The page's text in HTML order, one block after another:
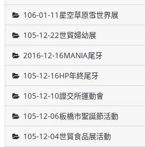
106-01-11星空草原雪世界展
105-12-22世貿婦幼展
2016-12-16MANIA尾牙
105-12-16HP年終尾牙
105-12-10證交所運動會
105-12-06板橋市聖誕節活動
105-12-04世貿食品展活動